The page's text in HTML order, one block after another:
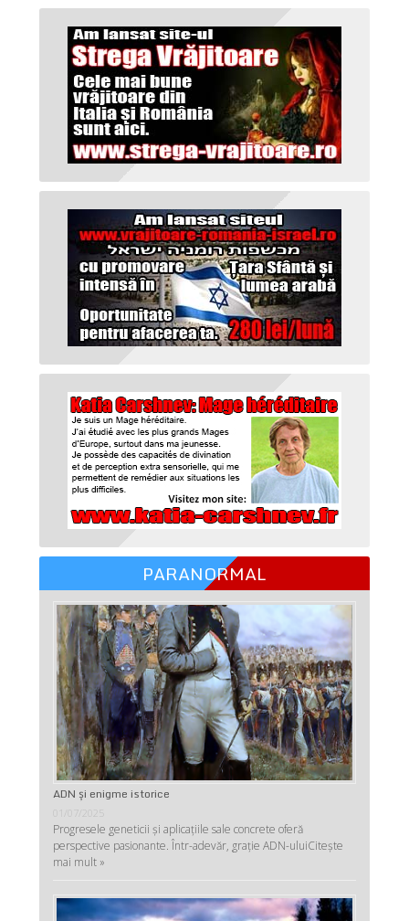
PARANORMAL
ADN şi enigme istorice
01/07/2025
Progresele geneticii şi aplicaţiile sale concrete oferă
perspective pasionante. Într-adevăr, graţie ADN-uluiCitește
mai mult »